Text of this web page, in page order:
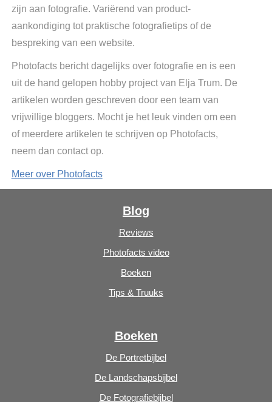
zijn aan fotografie. Variërend van product-
aankondiging tot praktische fotografietips of de
bespreking van een website.
Photofacts bericht dagelijks over fotografie en is een
uit de hand gelopen hobby project van Elja Trum. De
artikelen worden geschreven door een team van
vrijwillige bloggers. Mocht je het leuk vinden om een
of meerdere artikelen te schrijven op Photofacts,
neem dan contact op.
Meer over Photofacts
Blog
Reviews
Photofacts video
Boeken
Tips & Truuks
Boeken
De Portretbijbel
De Landschapsbijbel
De Fotografiebijbel